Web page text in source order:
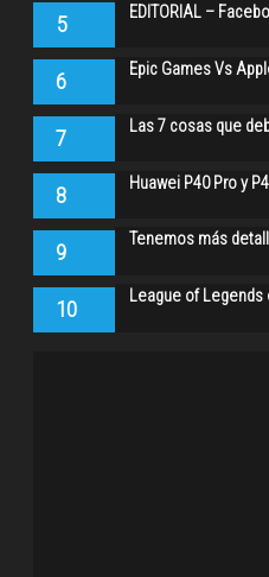
5 EDITORIAL –
6 Epic Games Vs
7 Las 7 cosas que
8 Huawei P40 Pro y
9 Tenemos más
10 League of